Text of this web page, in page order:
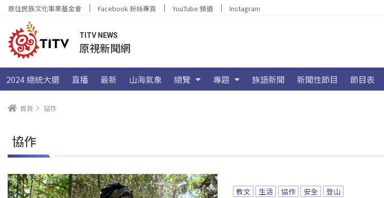
原住民族文化事業基金會 Facebook 粉絲專頁 YouTube 頻道 Instagram
TITV NEWS
原視新聞網
2024 總統大選 直播 最新 山海氣象 總覽 專題 族語新聞 新聞性節目 節目表
首頁 協作
協作
教文 生活 協作 安全 登山